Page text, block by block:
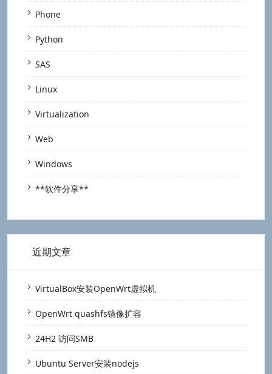
Phone
Python
SAS
Linux
Virtualization
Web
Windows
**软件分享**
近期文章
VirtualBox安装OpenWrt虚拟机
OpenWrt quashfs镜像扩容
24H2 访问SMB
Ubuntu Server安装nodejs